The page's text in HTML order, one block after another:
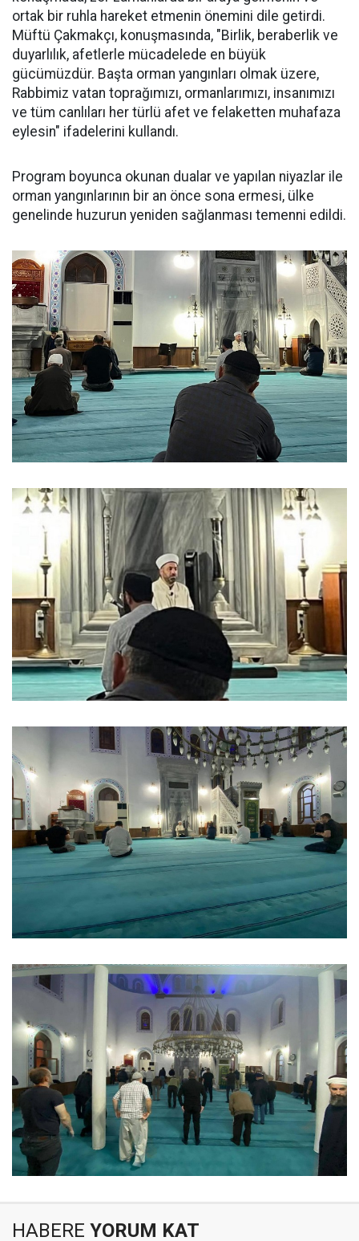
ortak bir ruhla hareket etmenin önemini dile getirdi.
Müftü Çakmakçı, konuşmasında, "Birlik, beraberlik ve
duyarlılık, afetlerle mücadelede en büyük
gücümüzdür. Başta orman yangınları olmak üzere,
Rabbimiz vatan toprağımızı, ormanlarımızı, insanımızı
ve tüm canlıları her türlü afet ve felaketten muhafaza
eylesin" ifadelerini kullandı.
Program boyunca okunan dualar ve yapılan niyazlar ile
orman yangınlarının bir an önce sona ermesi, ülke
genelinde huzurun yeniden sağlanması temenni edildi.
HABERE YORUM KAT